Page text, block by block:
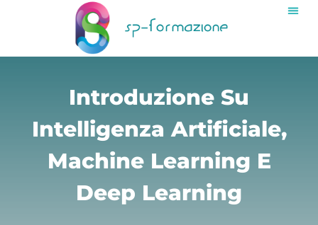
Introduzione Su
Intelligenza Artificiale,
Machine Learning E
Deep Learning